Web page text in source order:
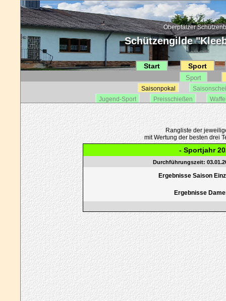
Oberpfälzer
Schützengilde
Start Sport
Sport
Saisonpokal
Jugend-Sport
Preisschießen
Rangliste der
mit Wertung der besten drei
- Sportjahr
Durchführungszeit:
Ergebnisse Saison
Ergebnisse